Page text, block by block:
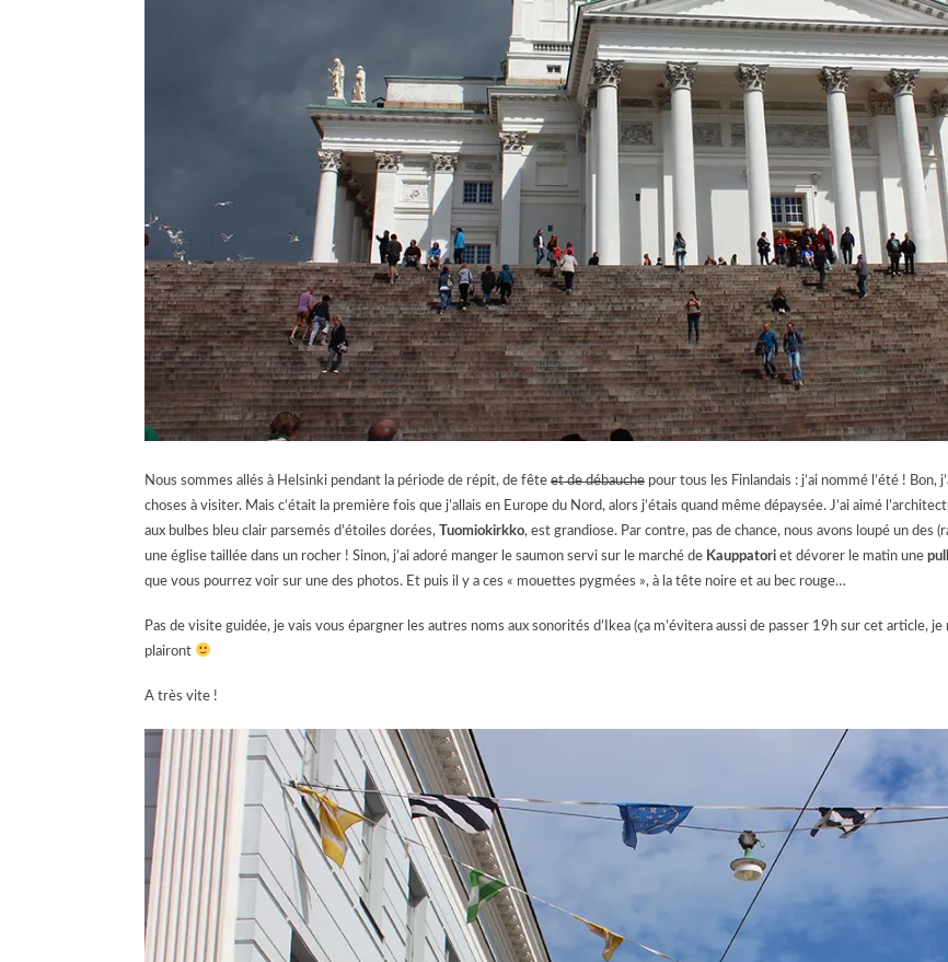
Nous sommes allés à Helsinki pendant la période de répit, de fête et de débauche pour tous les Finlandais : j’ai nommé l’été !
choses à visiter. Mais c’était la première fois que j’allais en Europe du Nord, alors j’étais quand même dépaysée. J’ai aimé
aux bulbes bleu clair parsemés d’étoiles dorées, Tuomiokirkko, est grandiose. Par contre, pas de chance, nous avons loupé un des
une église taillée dans un rocher ! Sinon, j’ai adoré manger le saumon servi sur le marché de Kauppatori et dévorer le matin une
que vous pourrez voir sur une des photos. Et puis il y a ces « mouettes pygmées », à la tête noire et au bec rouge…
Pas de visite guidée, je vais vous épargner les autres noms aux sonorités d’Ikea (ça m’évitera aussi de passer 19h sur cet article,
plairont
A très vite !